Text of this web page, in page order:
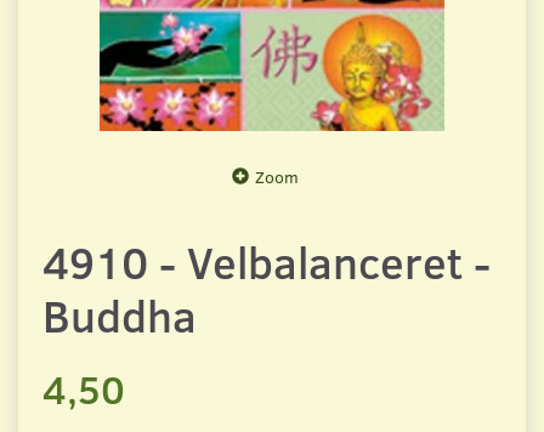
Zoom
4910 - Velbalanceret -
Buddha
4,50